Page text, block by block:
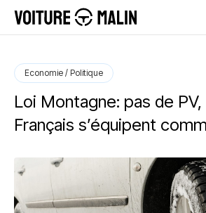
Economie / Politique
Loi Montagne: pas de
Français s’équipent